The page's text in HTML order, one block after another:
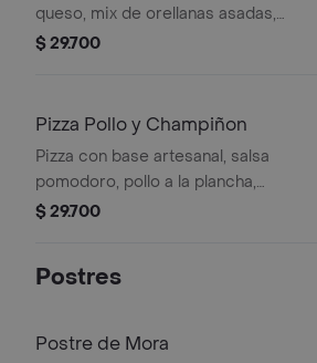
queso, mix de orellanas asadas,
tomate cherry, albahaca, con un sutil
$ 29.700
Pizza Pollo y Champiñon
Pizza con base artesanal, salsa
pomodoro, pollo a la plancha,
champiñones frescos, toque de alioli
$ 29.700
Postres
Postre de Mora